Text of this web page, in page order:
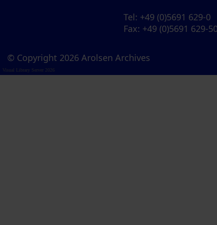
Tel: +49 (0)5691 629-0
Fax: +49 (0)5691 629-
© Copyright 2026 Arolsen Archives
Visual Library Server 2026